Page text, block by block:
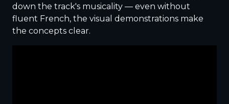
down the track's musicality — even without
fluent French, the visual demonstrations make
the concepts clear.